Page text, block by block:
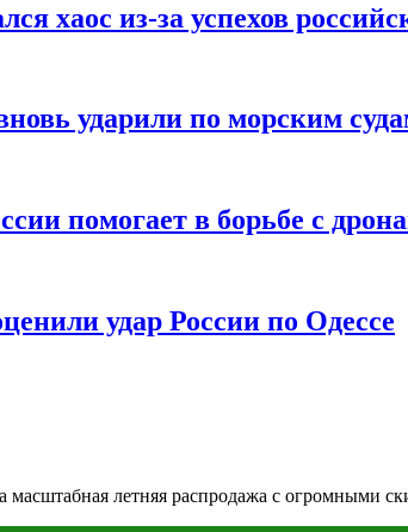
хаос из-за успехов
ударили по морским
помогает в борьбе с
удар России по Одессе
масштабная летняя распродажа с огромными